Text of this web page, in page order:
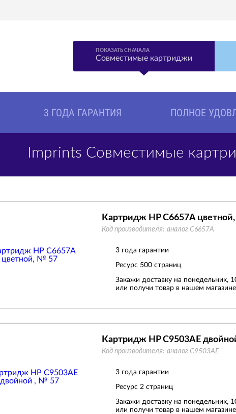
ПОКАЗАТЬ СНАЧАЛА
Совместимые картриджи
3 ГОДА ГАРАНТИЯ ПОЛНОЕ
Imprints Совместимые
Картридж HP C6657A
Код производителя: аналог C6657A
3 года гарантии
Ресурс 500 страниц
Закажи доставку на понедельник,
или получи товар в нашем магазине
Картридж HP C9503AE
Код производителя: аналог C9503AE
3 года гарантии
Ресурс 2 страниц
Закажи доставку на понедельник,
или получи товар в нашем магазине